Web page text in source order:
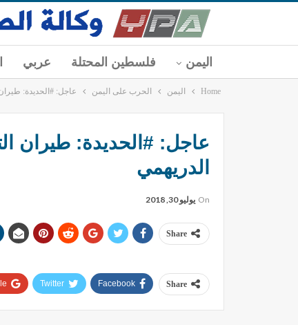
اليمن فلسطين المحتلة عربي
Home اليمن الحرب على اليمن عاجل: #الحديدة: طيران التحالف يشن 16 غارة على
الدريهمي
On يوليو 30, 2018
Share
Share
Facebook
Twitter